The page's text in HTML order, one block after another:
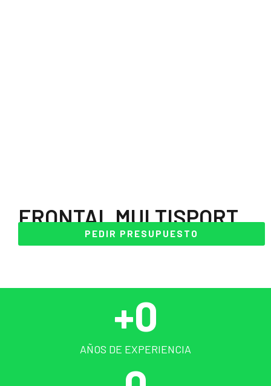
FRONTAL MULTISPORT
PEDIR PRESUPUESTO
AÑOS DE EXPERIENCIA
+0